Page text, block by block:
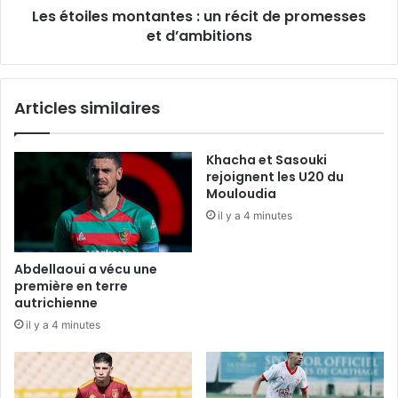
d’ambitions
Les étoiles montantes : un récit de promesses
et d’ambitions
Articles similaires
Abdellaoui a vécu une
première en terre
autrichienne
il y a 4 minutes
Khacha et Sasouki
rejoignent les U20 du
Mouloudia
il y a 4 minutes